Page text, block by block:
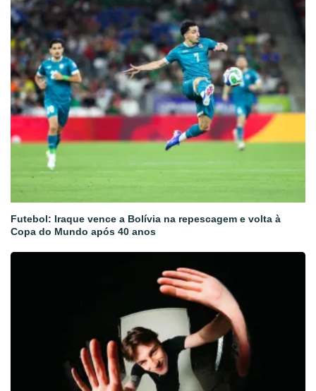
Futebol: Iraque vence a Bolívia na repescagem e volta à
Copa do Mundo após 40 anos